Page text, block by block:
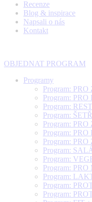
Recenze
Blog & inspirace
Napsali o nás
Kontakt
OBJEDNAT PROGRAM
Programy
Program:
Program:
Program:
Program:
Program:
Program: PRO
Program:
Program:
Program:
Program:
Program:
Program:
Program: